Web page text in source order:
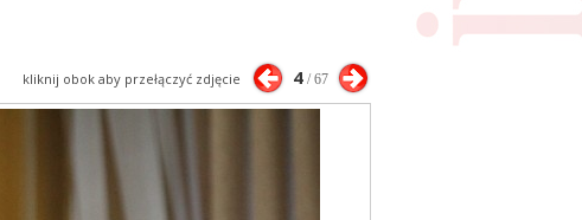
kliknij obok aby przełączyć zdjęcie 4/ 67